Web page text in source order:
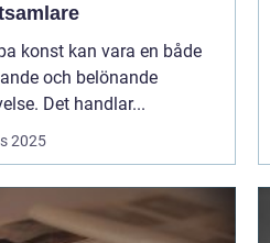
konst kan vara en både
och belönande
Det handlar...
2025